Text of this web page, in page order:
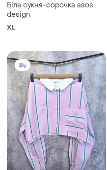
Біла сукня-сорочка asos
design
XL